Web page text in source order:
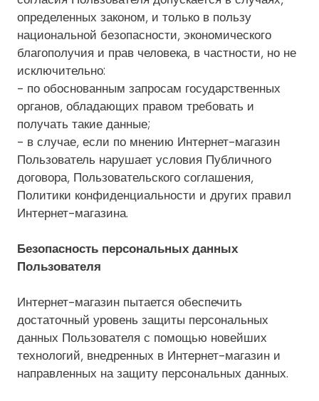
определенных законом, и только в пользу
национальной безопасности, экономического
благополучия и прав человека, в частности, но не
исключительно:
- по обоснованным запросам государственных
органов, обладающих правом требовать и
получать такие данные;
- в случае, если по мнению Интернет-магазин
Пользователь нарушает условия Публичного
договора, Пользовательского соглашения,
Политики конфиденциальности и других правил
Интернет-магазина.
Безопасность персональных данных
Пользователя
Интернет-магазин пытается обеспечить
достаточный уровень защиты персональных
данных Пользователя с помощью новейших
технологий, внедренных в Интернет-магазин и
направленных на защиту персональных данных.